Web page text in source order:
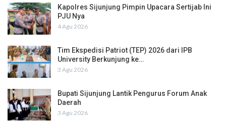
Kapolres Sijunjung Pimpin Upacara Sertijab Ini
PJU Nya
4 Agu 2026
Tim Ekspedisi Patriot (TEP) 2026 dari IPB
University Berkunjung ke…
3 Agu 2026
Bupati Sijunjung Lantik Pengurus Forum Anak
Daerah
3 Agu 2026